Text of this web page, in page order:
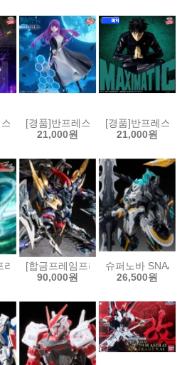
승리의 여신 니케 바이퍼 샤인 오브
토 장송의 프리렌 EFFECTREME -
[경품]반프레스토 장송의 프리렌
21,000원
[경품]반프레스
21,000원
쿄구울 카네키 켄 피규어 2탄
라모델]곡인동만 유희왕 5D’s 슈팅 스
[합금프레임프라모델]모터뉴클리
90,000원
슈퍼노바
26,500원